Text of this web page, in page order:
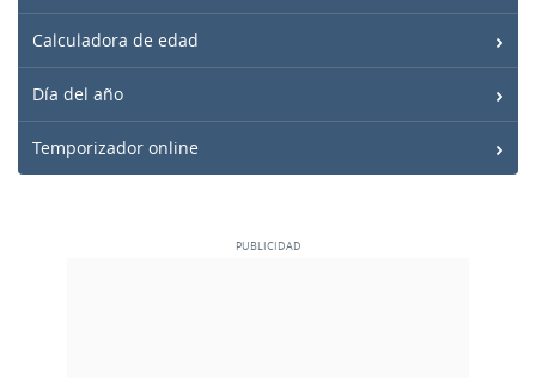
Calculadora de edad
Día del año
Temporizador online